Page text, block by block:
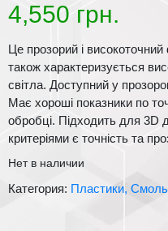
4,550 грн.
Це прозорий і
також характеризується
світла. Доступний у
Має хороші показники по
обробці. Підходить для 3D
критеріями є точність та
Нет в наличии
Категория: Пластики,